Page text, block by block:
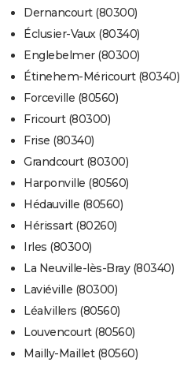
Dernancourt (80300)
Éclusier-Vaux (80340)
Englebelmer (80300)
Étinehem-Méricourt (80340)
Forceville (80560)
Fricourt (80300)
Frise (80340)
Grandcourt (80300)
Harponville (80560)
Hédauville (80560)
Hérissart (80260)
Irles (80300)
La Neuville-lès-Bray (80340)
Laviéville (80300)
Léalvillers (80560)
Louvencourt (80560)
Mailly-Maillet (80560)